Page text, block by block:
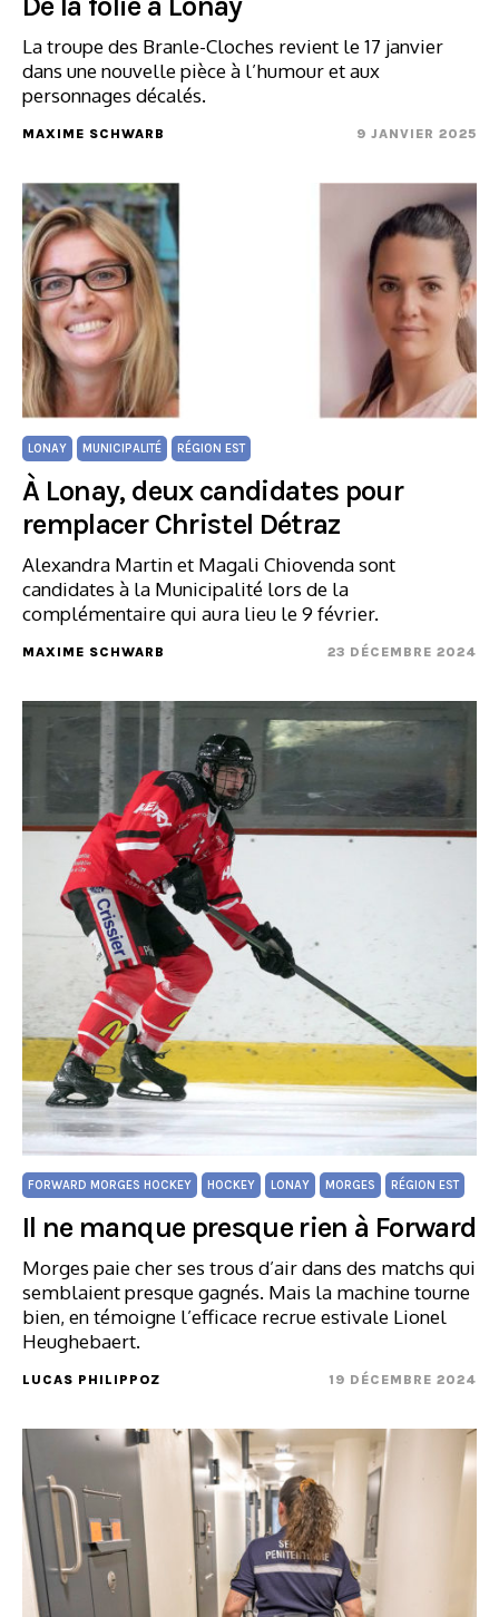
La troupe des Branle-Cloches revient le 17 janvier
dans une nouvelle pièce à l’humour et aux
personnages décalés.
MAXIME SCHWARB 9 JANVIER 2025
LONAY MUNICIPALITÉ RÉGION EST
À Lonay, deux candidates pour
remplacer Christel Détraz
Alexandra Martin et Magali Chiovenda sont
candidates à la Municipalité lors de la
complémentaire qui aura lieu le 9 février.
MAXIME SCHWARB 23 DÉCEMBRE 2024
FORWARD MORGES HOCKEY HOCKEY LONAY MORGES RÉGION EST
Il ne manque presque rien à Forward
Morges paie cher ses trous d’air dans des matchs qui
semblaient presque gagnés. Mais la machine tourne
bien, en témoigne l’efficace recrue estivale Lionel
Heughebaert.
LUCAS PHILIPPOZ 19 DÉCEMBRE 2024